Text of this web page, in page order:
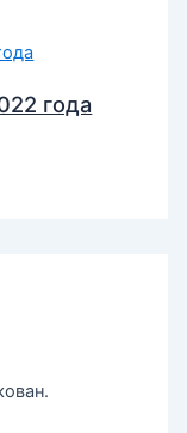
года